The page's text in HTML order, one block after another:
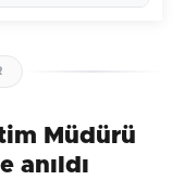
siz yapın!
Müdürü
anıldı